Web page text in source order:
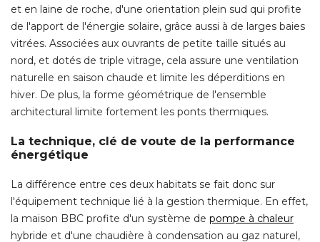
et en laine de roche, d'une orientation plein sud qui profite
de l'apport de l'énergie solaire, grâce aussi à de larges baies
vitrées. Associées aux ouvrants de petite taille situés au
nord, et dotés de triple vitrage, cela assure une ventilation
naturelle en saison chaude et limite les déperditions en
hiver. De plus, la forme géométrique de l'ensemble
architectural limite fortement les ponts thermiques.
La technique, clé de voute de la performance
énergétique
La différence entre ces deux habitats se fait donc sur
l'équipement technique lié à la gestion thermique. En effet,
la maison BBC profite d'un système de pompe à chaleur
hybride et d'une chaudière à condensation au gaz naturel,